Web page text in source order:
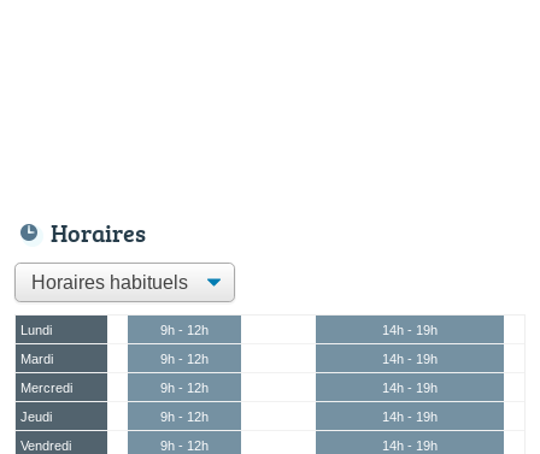
Horaires
Lundi 9h - 12h
14h - 19h
Mardi
9h - 12h
14h - 19h
Mercredi
9h - 12h
14h - 19h
Jeudi
9h - 12h
14h - 19h
Vendredi
9h - 12h
14h - 19h